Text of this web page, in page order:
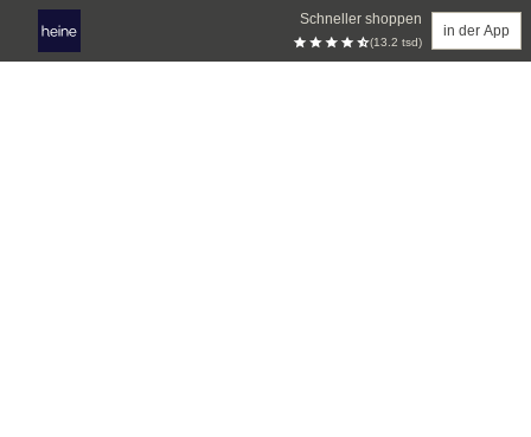
Schneller shoppen
(13.2 tsd)
in der App